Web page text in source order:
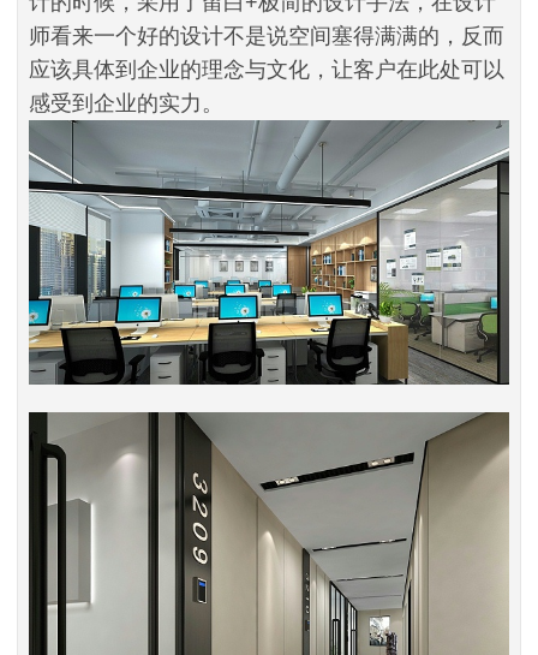
师看来一个好的设计不是说空间塞得满满的，反而
应该具体到企业的理念与文化，让客户在此处可以
感受到企业的实力。